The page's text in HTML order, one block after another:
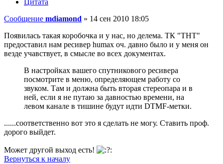
Цитата
Сообщение mdiamond » 14 сен 2010 18:05
Появилась такая коробочка и у нас, но делема. ТК "ТНТ"
предоставил нам ресивер humax оч. давно было и у меня он
везде учавствует, в смысле во всех документах.
В настройках вашего спутникового ресивера
посмотрите в меню, определяющем работу со
звуком. Там и должна быть вторая стереопара и в
ней, если я не путаю за давностью времени, на
левом канале в тишине будут идти DTMF-метки.
......соответственно вот это я сделать не могу. Ставить проф.
дорого выйдет.
Может другой выход есть!
Вернуться к началу